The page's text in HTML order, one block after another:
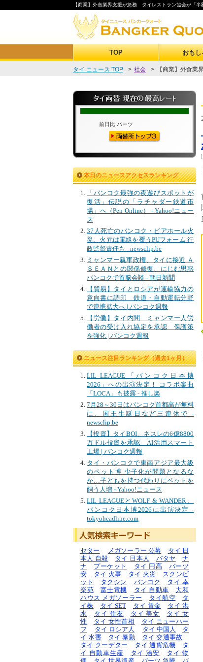
【商業】外食業界支援が急務 タイレストラン協会が「
TOP おもし
タイ ニュース TOP > 社会 > 【商業】外食
本日のニュースアクセスランキング
「バンコク最強の夜遊びスポットが
復活」伝説の「ラチャダー鉄道市
場」へ（Pen Online） - Yahoo!ニュー
ス
37人死亡のバンコク・ビアホール火
災、火元は電線を覆うPUフォーム 行
政監督責任も - newsclip.be
ミャンマー親軍政権、タイに接近 Ａ
ＳＥＡＮとの関係修復、にじむ思惑
バンコクで首脳会談 - 朝日新聞
【貿易】タイとロシアが運輸協力の
意向書に調印 鉄道・自動運転分野
で連携拡大へ | バンコク週報
【労働】タイ内閣 ミャンマー人労
働者の受け入れ協定を承認 保護策
を強化 | バンコク週報
ニュース注目ランキング（過去1ヶ月）
LIL LEAGUE「バンコク日本博
2026」への出演決定！ コラボ楽曲
「LOCA」も披露 - 推し楽
7月28～30日はバンコク首都高が無料
に、国王生誕日など三連休で -
newsclip.be
【投資】タイBOI、ネスレの6億8800
万ドル投資を承認 AI活用スマート
工場 | バンコク週報
タイ・バンコクで東南アジア最大級
のペット博 少子化が問題となるな
か…子どもを持つ代わりにペットを
飼う人増 - Yahoo!ニュース
LIL LEAGUEとWOLF & WANDER、
バンコク日本博2026に出演決定 -
tokyoheadline.com
セター メガソーラー 公募
タイ 日
本人 自殺
タイ 日本人 パタヤ
ナ
ナ
プーケット タイ 円高
バーツ
安
タイ 火事 タイ 火災
スクンビ
ット
タクシン バンコク
タイ 幸
楽苑
富士電機 タイ 自動車
大和
ハウス メガソーラー
タイ航空
タ
イ株
タイ SET タイ 賃金
タイ 洪
水
タイ 住友 タイ 美女
タイ 女
性
タイ 女性首相
タイ ニューハー
フ
タイ ロシア人 タイ 中国人
タ
イ 水害
タイ 暴動
タイ 交通事故
タイ クーデター
タイ 通貨危機
タ
イ 自動車生産
タイ 治安
タイ 物